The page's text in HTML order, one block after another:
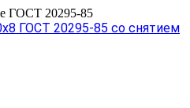
ГОСТ 20295-85
ГОСТ 20295-85 со снятием